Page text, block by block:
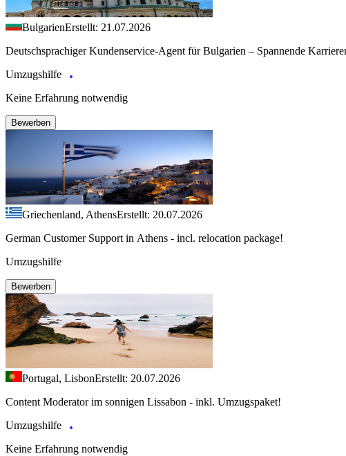
BulgarienErstellt: 21.07.2026
Deutschsprachiger Kundenservice-Agent für Bulgarien – Spannende
Umzugshilfe
Keine Erfahrung notwendig
Bewerben
Griechenland, AthensErstellt: 20.07.2026
German Customer Support in Athens - incl. relocation package!
Umzugshilfe
Bewerben
Portugal, LisbonErstellt: 20.07.2026
Content Moderator im sonnigen Lissabon - inkl. Umzugspaket!
Umzugshilfe
Keine Erfahrung notwendig